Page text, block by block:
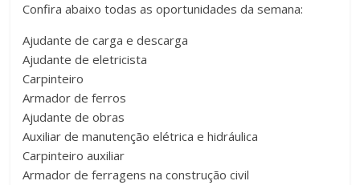
Confira abaixo todas as oportunidades da semana:
Ajudante de carga e descarga
Ajudante de eletricista
Carpinteiro
Armador de ferros
Ajudante de obras
Auxiliar de manutenção elétrica e hidráulica
Carpinteiro auxiliar
Armador de ferragens na construção civil